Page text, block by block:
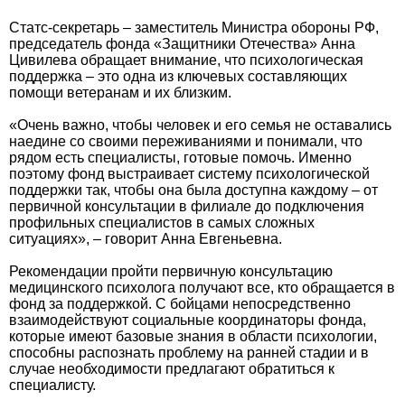
Статс-секретарь – заместитель Министра обороны РФ,
председатель фонда «Защитники Отечества» Анна
Цивилева обращает внимание, что психологическая
поддержка – это одна из ключевых составляющих
помощи ветеранам и их близким.
«Очень важно, чтобы человек и его семья не оставались
наедине со своими переживаниями и понимали, что
рядом есть специалисты, готовые помочь. Именно
поэтому фонд выстраивает систему психологической
поддержки так, чтобы она была доступна каждому – от
первичной консультации в филиале до подключения
профильных специалистов в самых сложных
ситуациях», – говорит Анна Евгеньевна.
Рекомендации пройти первичную консультацию
медицинского психолога получают все, кто обращается в
фонд за поддержкой. С бойцами непосредственно
взаимодействуют социальные координаторы фонда,
которые имеют базовые знания в области психологии,
способны распознать проблему на ранней стадии и в
случае необходимости предлагают обратиться к
специалисту.